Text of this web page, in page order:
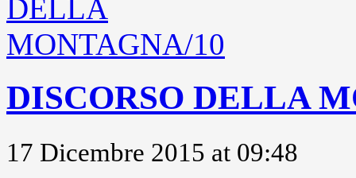
DISCORSO DELLA
17 Dicembre 2015 at 09:48